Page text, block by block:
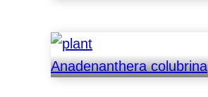
Anadenanthera colubrina